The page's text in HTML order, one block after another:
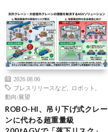
2026.08.06
プレスリリースなど
ロボット
動向/展望
ROBO-HI、吊り下げ式クレー
ンに代わる超重量級